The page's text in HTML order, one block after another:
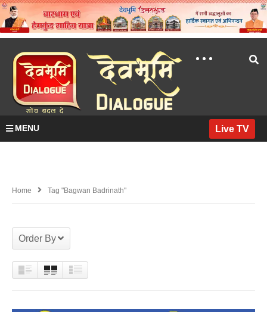
MENU Live TV
Home Tag "bagwan Badrinath"
Order By